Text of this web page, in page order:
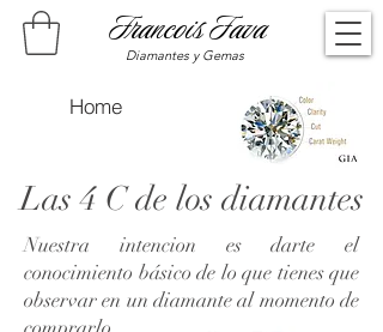
Diamantes y Gemas
Francois Fava
Home
Las 4 C de los diamantes
Nuestra intencion es darte el
conocimiento básico de lo que tienes que
observar en un diamante al momento de